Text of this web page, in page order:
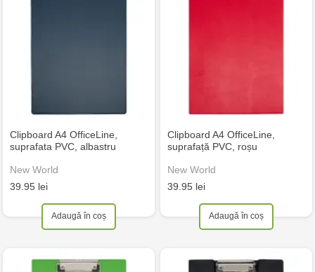
Clipboard A4 OfficeLine,
suprafata PVC, albastru
New World
39.95 lei
Adaugă în coș
Clipboard A4 OfficeLine,
suprafață PVC, roșu
New World
39.95 lei
Adaugă în coș